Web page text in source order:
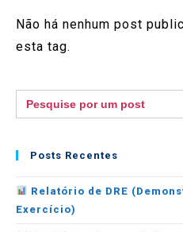
Não há nenhum post
esta tag.
Search
for:
Posts Recentes
Relatório de DRE
Exercício)